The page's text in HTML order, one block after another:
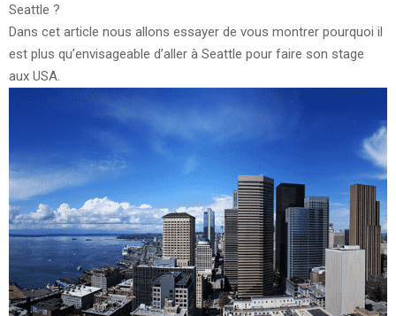
Seattle ?
Dans cet article nous allons essayer de vous montrer pourquoi il
est plus qu’envisageable d’aller à Seattle pour faire son stage
aux USA.